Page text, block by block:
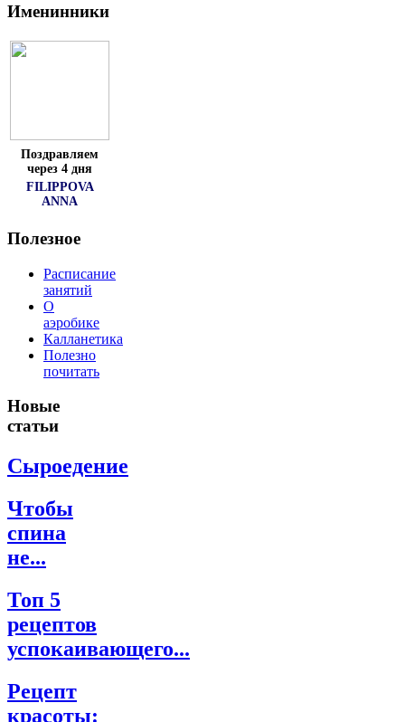
Именинники
Поздравляем
через 4 дня
FILIPPOVA
ANNA
Полезное
Расписание
занятий
О
аэробике
Калланетика
Полезно
почитать
Новые
статьи
Сыроедение
Чтобы
спина
не...
Топ 5
рецептов
успокаивающего...
Рецепт
красоты: